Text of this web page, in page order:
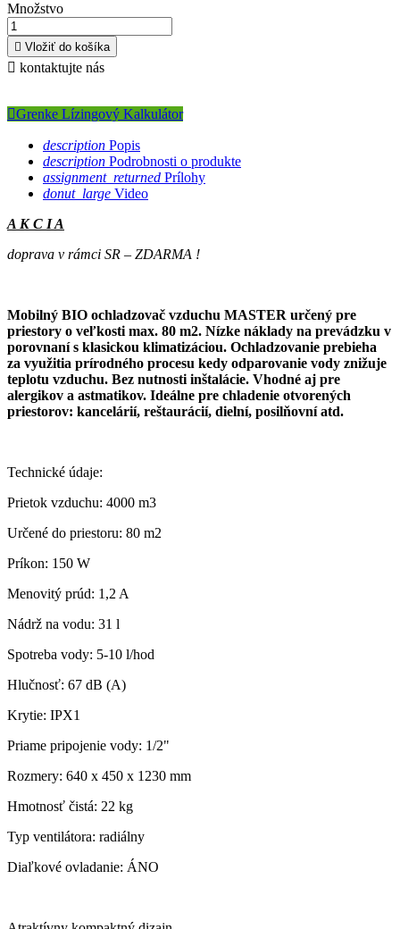
Množstvo
 Vložiť do košíka
 kontaktujte nás
Grenke Lízingový Kalkulátor
description Popis
description Podrobnosti o produkte
assignment_returned Prílohy
donut_large Video
A K C I A
doprava v rámci SR – ZDARMA !
Mobilný BIO ochladzovač vzduchu MASTER určený pre
priestory o veľkosti max. 80 m2. Nízke náklady na prevádzku v
porovnaní s klasickou klimatizáciou. Ochladzovanie prebieha
za využitia prírodného procesu kedy odparovanie vody znižuje
teplotu vzduchu. Bez nutnosti inštalácie. Vhodné aj pre
alergikov a astmatikov. Ideálne pre chladenie otvorených
priestorov: kancelárií, reštaurácií, dielní, posilňovní atd.
Technické údaje:
Prietok vzduchu: 4000 m3
Určené do priestoru: 80 m2
Príkon: 150 W
Menovitý prúd: 1,2 A
Nádrž na vodu: 31 l
Spotreba vody: 5-10 l/hod
Hlučnosť: 67 dB (A)
Krytie: IPX1
Priame pripojenie vody: 1/2"
Rozmery: 640 x 450 x 1230 mm
Hmotnosť čistá: 22 kg
Typ ventilátora: radiálny
Diaľkové ovladanie: ÁNO